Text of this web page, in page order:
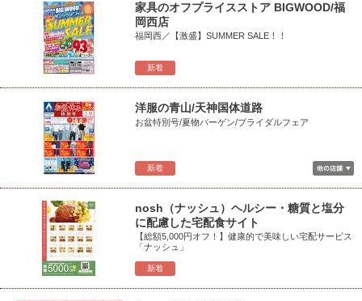
新着
家具のオフプライスストア BIGWOOD/福
岡西店
福岡西／【激盛】SUMMER SALE！！
新着
洋服の青山/天神国体道路
お盆特別号/夏物バーゲン/ブライダルフェア
新着
nosh（ナッシュ）ヘルシー・糖質と塩分
に配慮した宅配食サイト
【総額5,000円オフ！】健康的で美味しい宅配サービス
「ナッシュ」